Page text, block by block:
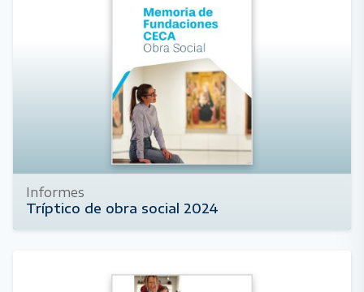
Informes
Tríptico de obra social 2024